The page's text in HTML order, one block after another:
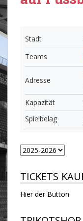
Stadt
Teams
Adresse
Kapazität
Spielbelag
TICKETS
Hier der Button